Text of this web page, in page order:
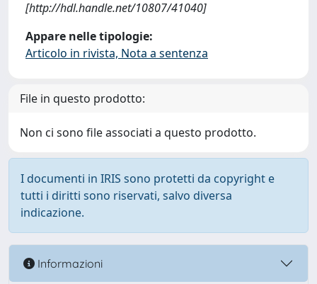
[http://hdl.handle.net/10807/41040]
Appare nelle tipologie:
Articolo in rivista, Nota a sentenza
File in questo prodotto:
Non ci sono file associati a questo prodotto.
I documenti in IRIS sono protetti da copyright e
tutti i diritti sono riservati, salvo diversa
indicazione.
Informazioni